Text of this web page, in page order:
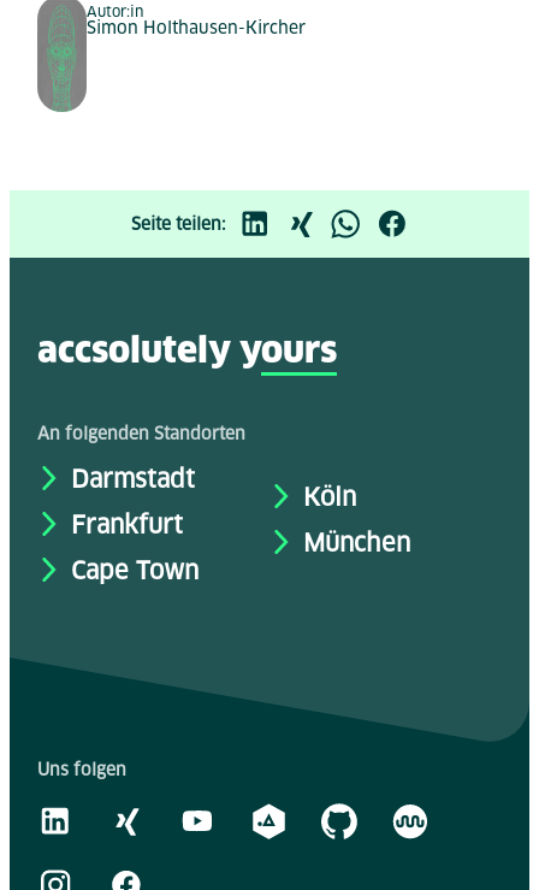
Autor:in
Simon Holthausen-Kircher
Seite teilen:
accsolutely yours
An folgenden Standorten
Darmstadt
Frankfurt
Cape Town
Köln
München
Uns folgen